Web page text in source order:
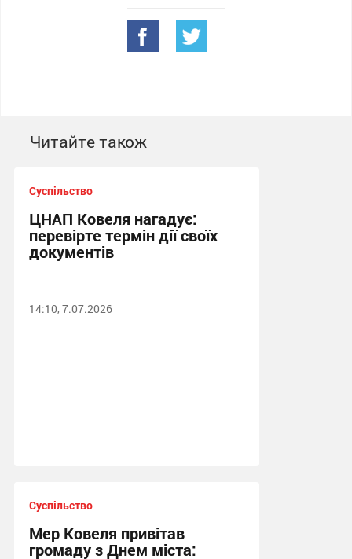
Читайте також
Суспільство
ЦНАП Ковеля нагадує:
перевірте термін дії своїх
документів
14:10, 7.07.2026
Суспільство
Мер Ковеля привітав
громаду з Днем міста: